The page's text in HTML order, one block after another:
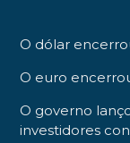
O dólar
O euro
O governo
investidores